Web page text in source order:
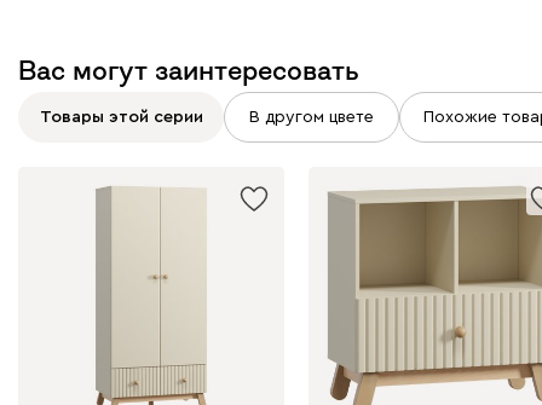
Вас могут заинтересовать
Товары этой серии В другом цвете Похожие